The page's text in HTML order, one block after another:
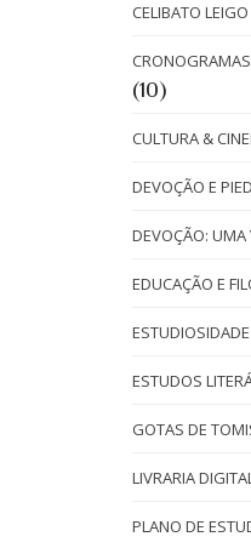
CELIBATO LEIGO
(10)
CULTURA &
DEVOÇÃO E
DEVOÇÃO: UMA
EDUCAÇÃO E
ESTUDIOSIDADE
ESTUDOS
GOTAS DE
LIVRARIA
PLANO DE